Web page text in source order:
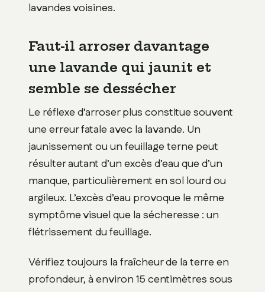
lavandes voisines.
Faut-il arroser davantage
une lavande qui jaunit et
semble se dessécher
Le réflexe d’arroser plus constitue souvent
une erreur fatale avec la lavande. Un
jaunissement ou un feuillage terne peut
résulter autant d’un excès d’eau que d’un
manque, particulièrement en sol lourd ou
argileux. L’excès d’eau provoque le même
symptôme visuel que la sécheresse : un
flétrissement du feuillage.
Vérifiez toujours la fraîcheur de la terre en
profondeur, à environ 15 centimètres sous